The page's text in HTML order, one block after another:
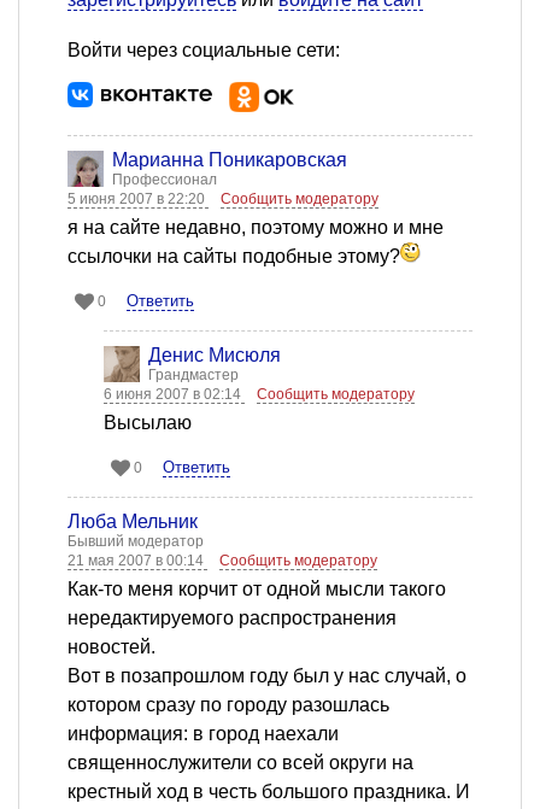
Войти через социальные сети:
Марианна Поникаровская
Профессионал
5 июня 2007 в 22:20
Сообщить модератору
я на сайте недавно, поэтому можно и мне
ссылочки на сайты подобные этому?
0 Ответить
Денис Мисюля
Грандмастер
6 июня 2007 в 02:14
Сообщить модератору
Высылаю
0 Ответить
Люба Мельник
Бывший модератор
21 мая 2007 в 00:14
Сообщить модератору
Как-то меня корчит от одной мысли такого
нередактируемого распространения
новостей.
Вот в позапрошлом году был у нас случай, о
котором сразу по городу разошлась
информация: в город наехали
священнослужители со всей округи на
крестный ход в честь большого праздника. И